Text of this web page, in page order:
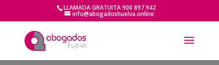
LLAMADA GRATUITA 900 897 942
info@abogadoshuelva.online